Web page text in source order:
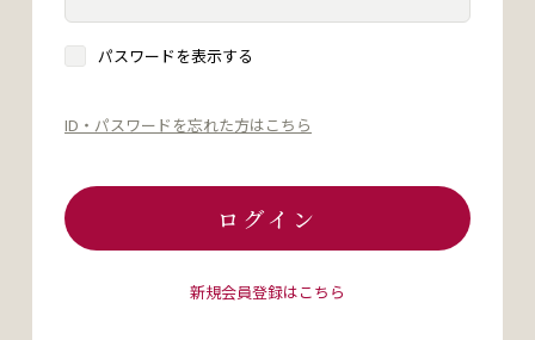
パスワードを表示する
ID・パスワードを忘れた方はこちら
ログイン
新規会員登録はこちら